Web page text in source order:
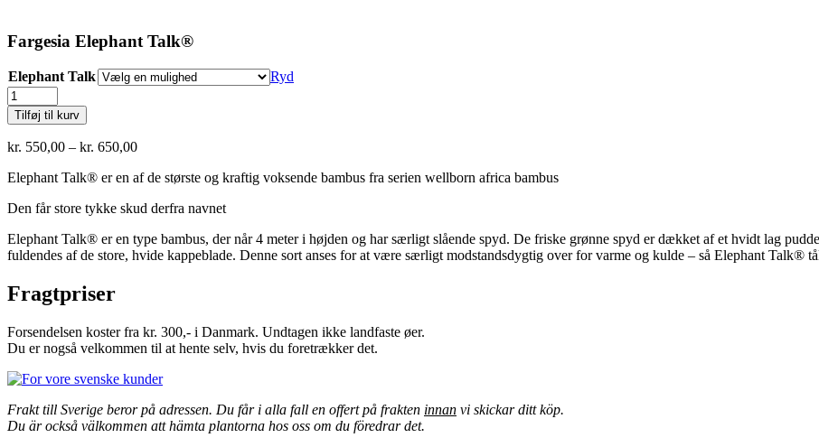
Fargesia Elephant Talk®
Elephant Talk
Ryd
Fargesia
Elephant
Talk®
antal
Tilføj til kurv
kr. 550,00 – kr. 650,00Prisinterval:
til
Elephant Talk® er en af de største og kraftig voksende bambus fra serien wellborn africa bambus
Den får store tykke skud derfra navnet
Elephant Talk® er en type bambus, der når 4 meter i højden og har særligt slående spyd. De friske grønne spyd er dækket af et hvidt lag
fuldendes af de store, hvide kappeblade. Denne sort anses for at være særligt modstandsdygtig over for varme og kulde – så Elephant Talk®
Fragtpriser
Forsendelsen koster fra kr. 300,- i Danmark. Undtagen ikke landfaste øer.
Du er nogså velkommen til at hente selv, hvis du foretrækker det.
Frakt till Sverige beror på adressen. Du får i alla fall en offert på frakten innan vi skickar ditt köp.
Du är också välkommen att hämta plantorna hos oss om du föredrar det.